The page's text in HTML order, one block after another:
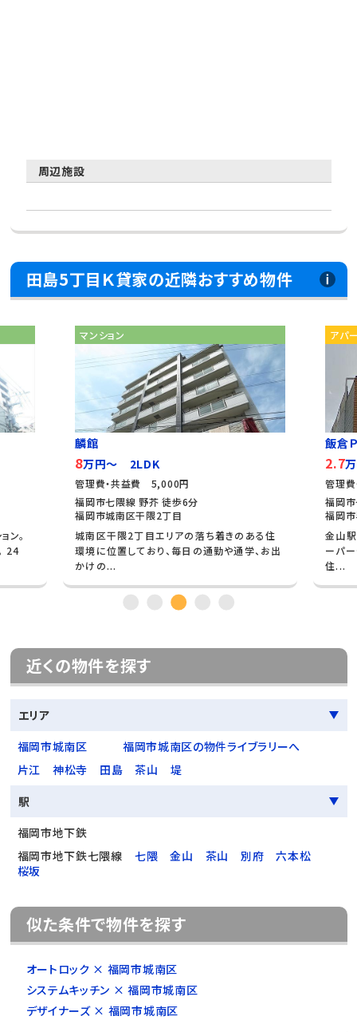
周辺施設
田島5丁目Ｋ貸家の近隣おすすめ物件
ン。
24
マンション
麟館
8万円～ 2LDK
管理費・共益費 5,000円
福岡市七隈線 野芥 徒歩6分
福岡市城南区干隈2丁目
城南区干隈2丁目エリアの落ち着きのある住
環境に位置しており、毎日の通勤や通学、お出
かけの...
アパ
飯倉
2.7
管理
福岡
福岡
金山
ーパ
住...
近くの物件を探す
エリア
福岡市城南区
福岡市城南区の物件ライブラリーへ
片江
神松寺 田島 茶山
堤
駅
福岡市地下鉄
福岡市地下鉄七隈線
七隈 金山 茶山 別府
六本松
桜坂
似た条件で物件を探す
オートロック × 福岡市城南区
システムキッチン × 福岡市城南区
デザイナーズ × 福岡市城南区